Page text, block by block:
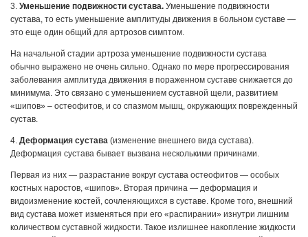
3. Уменьшение подвижности сустава. Уменьшение подвижности
сустава, то есть уменьшение амплитуды движения в больном суставе —
это еще один общий для артрозов симптом.
На начальной стадии артроза уменьшение подвижности сустава
обычно выражено не очень сильно. Однако по мере прогрессирования
заболевания амплитуда движения в пораженном суставе снижается до
минимума. Это связано с уменьшением суставной щели, развитием
«шипов» – остеофитов, и со спазмом мышц, окружающих поврежденный
сустав.
4. Деформация сустава (изменение внешнего вида сустава).
Деформация сустава бывает вызвана несколькими причинами.
Первая из них — разрастание вокруг сустава остеофитов — особых
костных наростов, «шипов». Вторая причина — деформация и
видоизменение костей, сочленяющихся в суставе. Кроме того, внешний
вид сустава может изменяться при его «распирании» изнутри лишним
количеством суставной жидкости. Такое излишнее накопление жидкости